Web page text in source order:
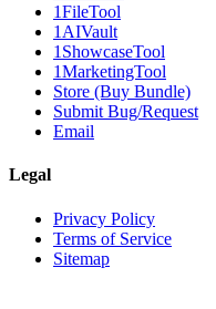
1FileTool
1AIVault
1ShowcaseTool
1MarketingTool
Store (Buy Bundle)
Submit Bug/Request
Email
Legal
Privacy Policy
Terms of Service
Sitemap